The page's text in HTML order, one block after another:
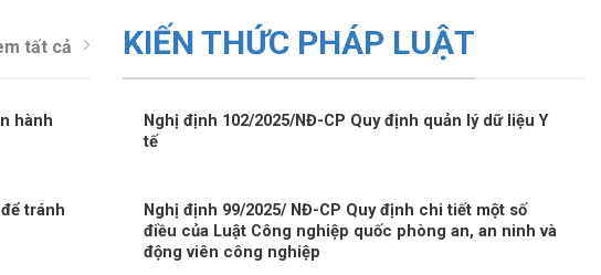
tất cả
hành
tránh
KIẾN THỨC PHÁP LUẬT
Nghị định 102/2025/NĐ-CP Quy định quản lý dữ liệu Y
tế
Nghị định 99/2025/ NĐ-CP Quy định chi tiết một số
điều của Luật Công nghiệp quốc phòng an, an ninh và
động viên công nghiệp